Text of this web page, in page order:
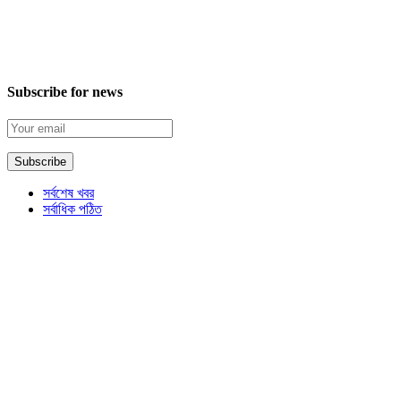
Subscribe for news
সর্বশেষ খবর
সর্বাধিক পঠিত